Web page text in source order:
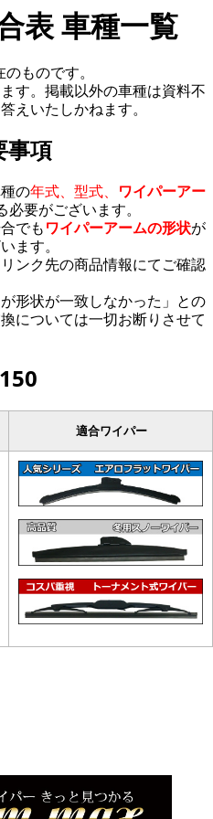
表 車種一覧
ものです。
す。掲載以外の車種は資料不
えいたしかねます。
事項
の年式、型式、 ワイパーアー
必要がございます。
でもワイパーアームの形状が
ます。
ンク先の商品情報にてご確認
形状が一致しなかった」との
については一切お断りさせて
適合ワイパー